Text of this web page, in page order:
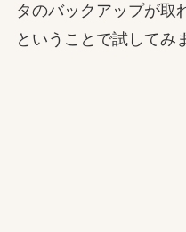
タのバックアップが取
ということで試してみ